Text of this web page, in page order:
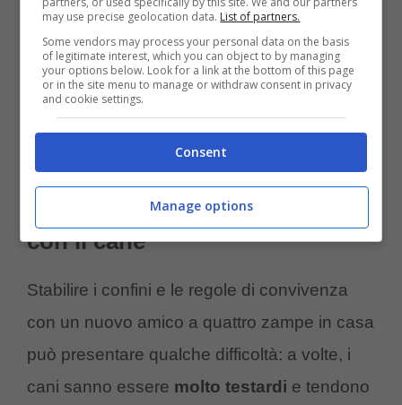
fin da subito. Seil cane si arrampica sul letto
o salta sul divano, fallo scendere
immediatamente mostrandogli
un’alternativacome ad esempio la sua
cuccia o un cuscino apposta per lui.
Come stabilire regole e confini
con il cane
Stabilire i confini e le regole di convivenza
con un nuovo amico a quattro zampe in casa
può presentare qualche difficoltà: a volte, i
cani sanno essere molto testardi e tendono
may use precise geolocation data. List of partners.
Some vendors may process your personal data on the basis
of legitimate interest, which you can object to by managing
your options below. Look for a link at the bottom of this page
or in the site menu to manage or withdraw consent in privacy
and cookie settings.
Consent
Manage options